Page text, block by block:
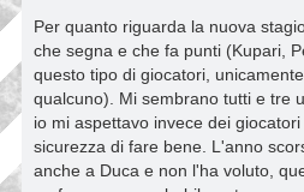
Per quanto riguarda la nuova
che segna e che fa punti (Kupari,
questo tipo di giocatori,
qualcuno). Mi sembrano tutti e tre
io mi aspettavo invece dei
sicurezza di fare bene. L'anno
anche a Duca e non l'ha voluto,